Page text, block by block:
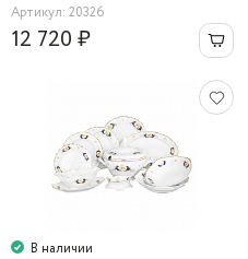
Артикул: 20326
12 720 ₽
В наличии